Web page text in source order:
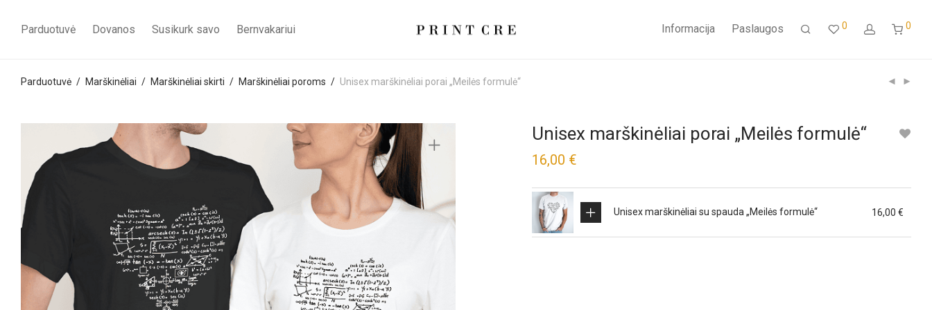
Parduotuvė Dovanos Susikurk savo Bernvakariui Informacija Paslaugos 0 0
Parduotuvė / Marškinėliai / Marškinėliai skirti / Marškinėliai poroms / Unisex marškinėliai porai „Meilės formulė“
Unisex marškinėliai porai „Meilės formulė“
16,00 €
This
product
Unisex marškinėliai su spauda „Meilės formulė“ 16,00 €